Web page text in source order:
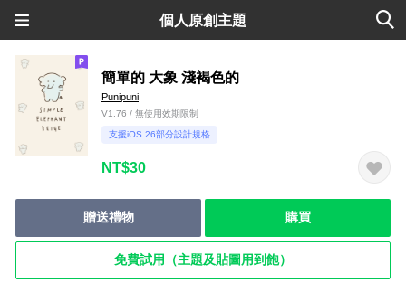
個人原創主題
簡單的 大象 淺褐色的
Punipuni
V1.76 / 無使用效期限制
支援iOS 26部分設計規格
NT$30
贈送禮物 購買
免費試用（主題及貼圖用到飽）